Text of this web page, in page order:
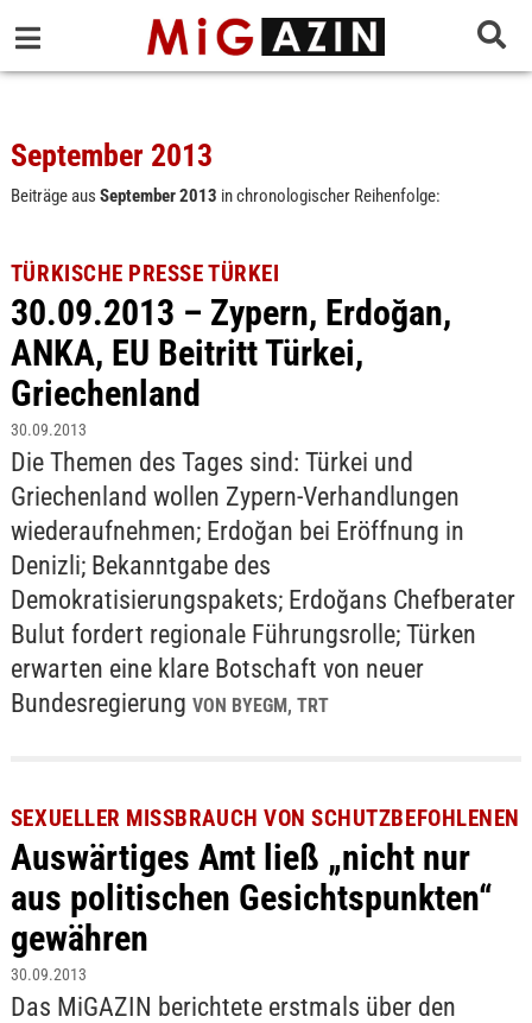
September 2013
Beiträge aus September 2013 in chronologischer Reihenfolge:
TÜRKISCHE PRESSE TÜRKEI
30.09.2013 – Zypern, Erdoğan,
ANKA, EU Beitritt Türkei,
Griechenland
30.09.2013
Die Themen des Tages sind: Türkei und
Griechenland wollen Zypern-Verhandlungen
wiederaufnehmen; Erdoğan bei Eröffnung in
Denizli; Bekanntgabe des
Demokratisierungspakets; Erdoğans Chefberater
Bulut fordert regionale Führungsrolle; Türken
erwarten eine klare Botschaft von neuer
Bundesregierung VON BYEGM, TRT
SEXUELLER MISSBRAUCH VON SCHUTZBEFOHLENEN
Auswärtiges Amt ließ „nicht nur
aus politischen Gesichtspunkten“
gewähren
30.09.2013
Das MiGAZIN berichtete erstmals über den